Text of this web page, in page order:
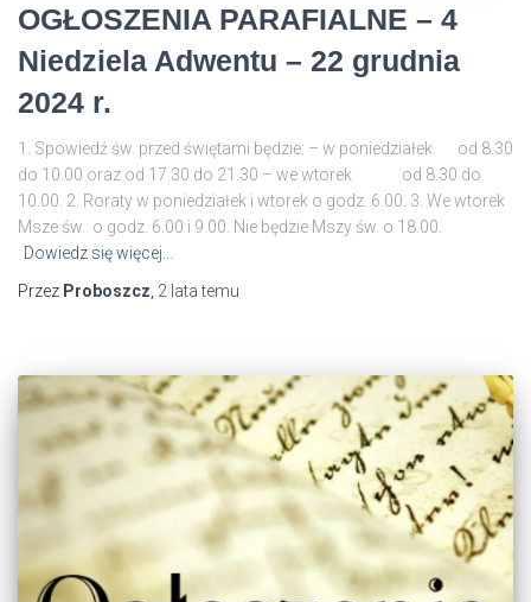
OGŁOSZENIA PARAFIALNE – 4
Niedziela Adwentu – 22 grudnia
2024 r.
1. Spowiedź św. przed świętami będzie: – w poniedziałek od 8.30
do 10.00 oraz od 17.30 do 21.30 – we wtorek od 8.30 do
10.00. 2. Roraty w poniedziałek i wtorek o godz. 6.00. 3. We wtorek
Msze św. o godz. 6.00 i 9.00. Nie będzie Mszy św. o 18.00.
Dowiedz się więcej…
Przez Proboszcz 2 latatemu